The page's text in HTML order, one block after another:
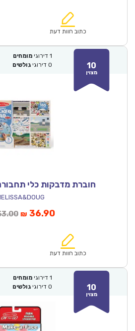
₪53.00.
הוא:
כתוב חוות דעת
10
מצוין
1 דירוגי מומחים
0 דירוגי גולשים
חוברת מדבקות כלי
המחיר
₪53.00.
₪ 36.90המחיר
הוא:
כתוב חוות דעת
10
מצוין
1 דירוגי מומחים
0 דירוגי גולשים